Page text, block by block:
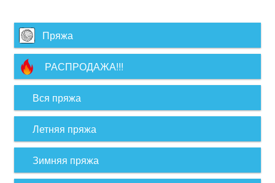
Пряжа
РАСПРОДАЖА!!!
Вся пряжа
Летняя пряжа
Зимняя пряжа